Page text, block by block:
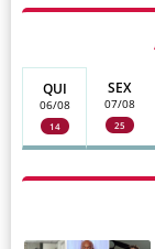
QUI
06/08
14
SEX
07/08
25